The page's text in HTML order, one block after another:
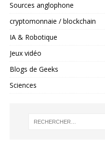
Sources anglophone
cryptomonnaie / blockchain
IA & Robotique
Jeux vidéo
Blogs de Geeks
Sciences